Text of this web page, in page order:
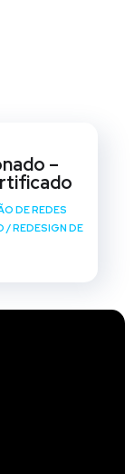
–
DE REDES
/REDESIGN DE